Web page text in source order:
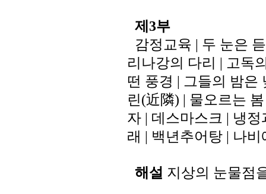
제3부
감정교육 두 눈은
리나강의 다리
고독
떤 풍경 그들의 밤은
린(近隣) | 물오르는 봄
자 데스마스크
냉정
래
백년추어탕
나비
해설 지상의 눈물점